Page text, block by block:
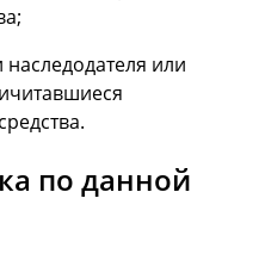
наследодателя или
по данной